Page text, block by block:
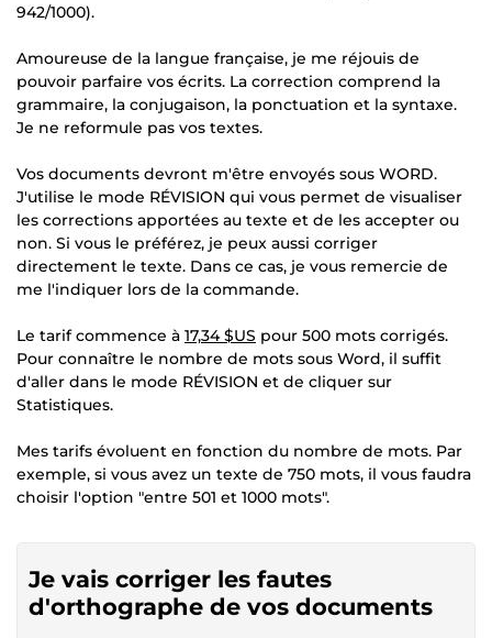
942/1000).
Amoureuse de la langue française, je me réjouis de
pouvoir parfaire vos écrits. La correction comprend la
grammaire, la conjugaison, la ponctuation et la syntaxe.
Je ne reformule pas vos textes.
Vos documents devront m'être envoyés sous WORD.
J'utilise le mode RÉVISION qui vous permet de visualiser
les corrections apportées au texte et de les accepter ou
non. Si vous le préférez, je peux aussi corriger
directement le texte. Dans ce cas, je vous remercie de
me l'indiquer lors de la commande.
Le tarif commence à 17,34 $US pour 500 mots corrigés.
Pour connaître le nombre de mots sous Word, il suffit
d'aller dans le mode RÉVISION et de cliquer sur
Statistiques.
Mes tarifs évoluent en fonction du nombre de mots. Par
exemple, si vous avez un texte de 750 mots, il vous faudra
choisir l'option "entre 501 et 1000 mots".
Je vais corriger les fautes
d'orthographe de vos documents